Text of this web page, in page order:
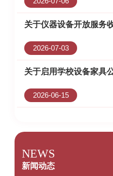
关于仪器设备开放服务
2026-07-03
关于启用学校设备家具
2026-06-15
NEWS
新闻动态